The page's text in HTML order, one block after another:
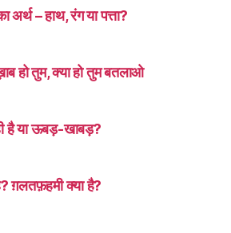
अर्थ – हाथ, रंग या पत्ता?
हो तुम, क्या हो तुम बतलाओ
है या ऊबड़-खाबड़?
ग़लतफ़हमी क्या है?